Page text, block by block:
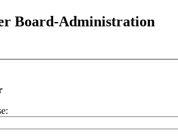
Board-Administration